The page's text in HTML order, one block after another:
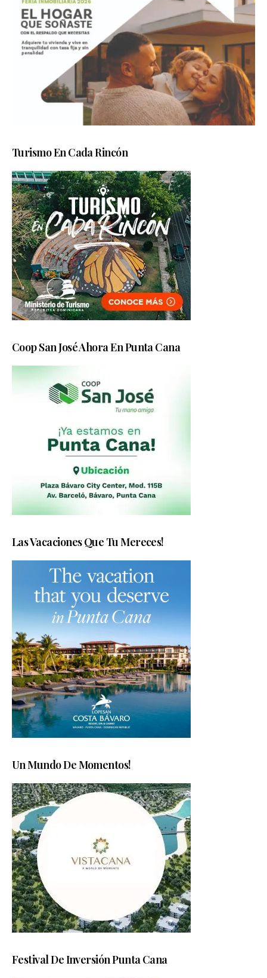
Turismo En Cada Rincón
Coop San José Ahora En Punta Cana
Las Vacaciones Que Tu Mereces!
Un Mundo De Momentos!
Festival De Inversión Punta Cana